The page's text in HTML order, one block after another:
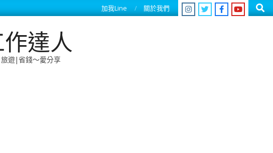
加我Line 關於我們 Search
達人
遊|省錢～愛分享